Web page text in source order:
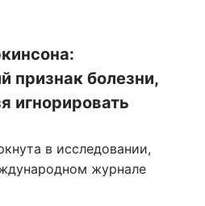
признак болезни,
игнорировать
в исследовании,
журнале